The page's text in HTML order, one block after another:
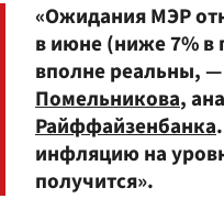
«Ожидания МЭР
в июне (ниже 7%
вполне реальны,
Помельникова,
Райффайзенбанка
инфляцию на
получится».